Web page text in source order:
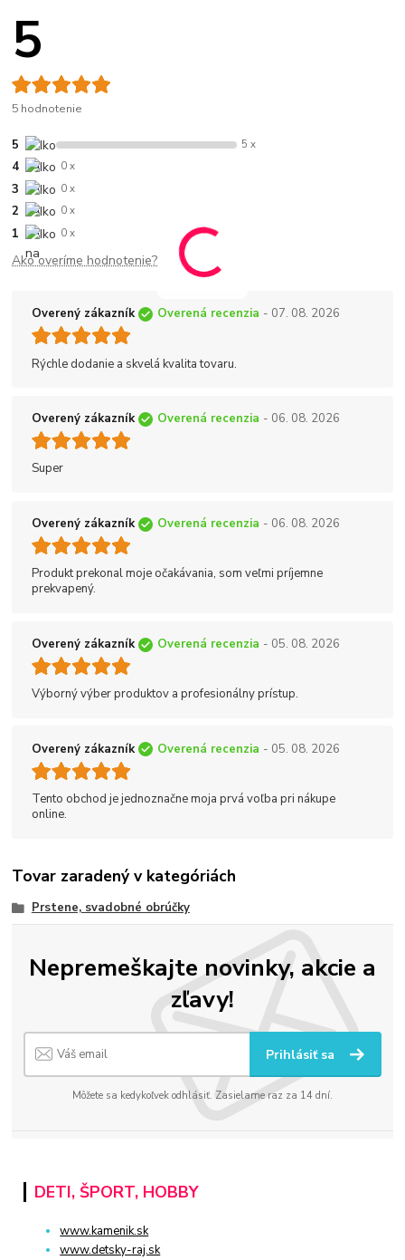
5
5 hodnotenie
5 5 x
4 0 x
3 0 x
2 0 x
1 0 x
Ako overíme hodnotenie?
Overený zákazník Overená recenzia - 07. 08. 2026
Rýchle dodanie a skvelá kvalita tovaru.
Overený zákazník Overená recenzia - 06. 08. 2026
Super
Overený zákazník Overená recenzia - 06. 08. 2026
Produkt prekonal moje očakávania, som veľmi príjemne
prekvapený.
Overený zákazník Overená recenzia - 05. 08. 2026
Výborný výber produktov a profesionálny prístup.
Overený zákazník Overená recenzia - 05. 08. 2026
Tento obchod je jednoznačne moja prvá voľba pri nákupe
online.
Tovar zaradený v kategóriách
Prstene, svadobné obrúčky
Nepremeškajte novinky, akcie a
zľavy!
Prihlásiť sa
Môžete sa kedykoľvek odhlásiť. Zasielame raz za 14 dní.
DETI, ŠPORT, HOBBY
www.kamenik.sk
www.detsky-raj.sk